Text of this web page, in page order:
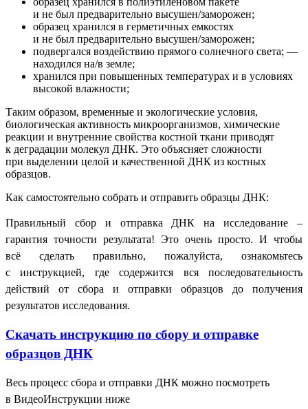
и не был предварительно высушен/заморожен;
образец хранился в герметичных емкостях
и не был предварительно высушен/заморожен;
подвергался воздействию прямого солнечного света; —
находился на/в земле;
хранился при повышенных температурах и в условиях
высокой влажности;
Таким образом, временные и экологические условия,
биологическая активность микроорганизмов, химические
реакции и внутренние свойства костной ткани приводят
к деградации молекул ДНК. Это объясняет сложности
при выделении целой и качественной ДНК из костных
образцов.
Как самостоятельно собрать и отправить образцы ДНК:
Правильный сбор и отправка ДНК на исследование –
гарантия точности результата! Это очень просто. И чтобы
всё сделать правильно, пожалуйста, ознакомьтесь
синструкцией, где содержится вся последовательность
действий от сбора и отправки образцов до получения
результатов исследования.
Скачать инструкцию по сбору и отправке
образцов ДНК
Весь процесс сбора и отправки ДНК можно посмотреть
в ВидеоИнструкции ниже